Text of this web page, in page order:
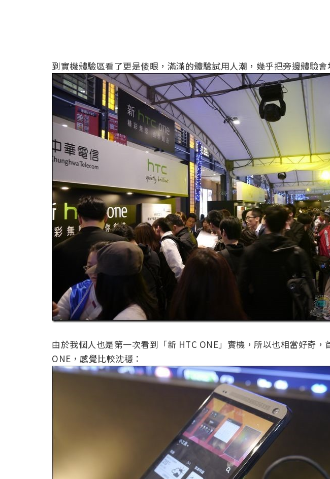
到實機體驗區看了更是傻眼，滿滿的體驗試用人潮，幾乎把旁邊體驗會
由於我個人也是第一次看到「新 HTC ONE」實機，所以也相當好奇，
ONE，感覺比較沈穩：